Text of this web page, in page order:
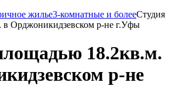
жилье3-комнатные и болееСтудия
Орджоникидзевском р-не г.Уфы
18.2кв.м.
р-не